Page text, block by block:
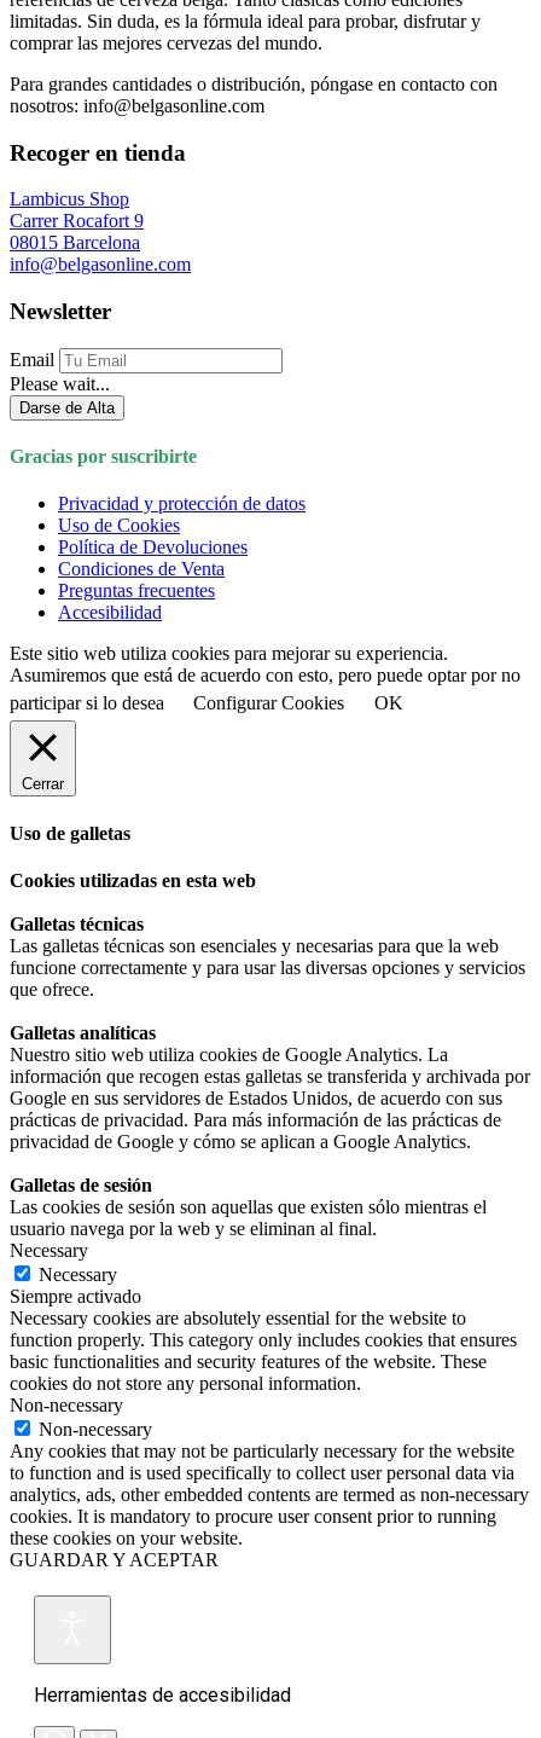
limitadas. Sin duda, es la fórmula ideal para probar, disfrutar y
comprar las mejores cervezas del mundo.
Para grandes cantidades o distribución, póngase en contacto con
nosotros: info@belgasonline.com
Recoger en tienda
Lambicus Shop
Carrer Rocafort 9
08015 Barcelona
info@belgasonline.com
Newsletter
Email
Please wait...
Darse de Alta
Gracias por suscribirte
Privacidad y protección de datos
Uso de Cookies
Política de Devoluciones
Condiciones de Venta
Preguntas frecuentes
Accesibilidad
Este sitio web utiliza cookies para mejorar su experiencia.
Asumiremos que está de acuerdo con esto, pero puede optar por no
participar si lo desea
Configurar Cookies OK
Cerrar
Uso de galletas
Cookies utilizadas en esta web
Galletas técnicas
Las galletas técnicas son esenciales y necesarias para que la web
funcione correctamente y para usar las diversas opciones y servicios
que ofrece.
Galletas analíticas
Nuestro sitio web utiliza cookies de Google Analytics. La
información que recogen estas galletas se transferida y archivada por
Google en sus servidores de Estados Unidos, de acuerdo con sus
prácticas de privacidad. Para más información de las prácticas de
privacidad de Google y cómo se aplican a Google Analytics.
Galletas de sesión
Las cookies de sesión son aquellas que existen sólo mientras el
usuario navega por la web y se eliminan al final.
Necessary
Necessary
Siempre activado
Necessary cookies are absolutely essential for the website to
function properly. This category only includes cookies that ensures
basic functionalities and security features of the website. These
cookies do not store any personal information.
Non-necessary
Non-necessary
Any cookies that may not be particularly necessary for the website
to function and is used specifically to collect user personal data via
analytics, ads, other embedded contents are termed as non-necessary
cookies. It is mandatory to procure user consent prior to running
these cookies on your website.
GUARDAR Y ACEPTAR
Herramientas de accesibilidad